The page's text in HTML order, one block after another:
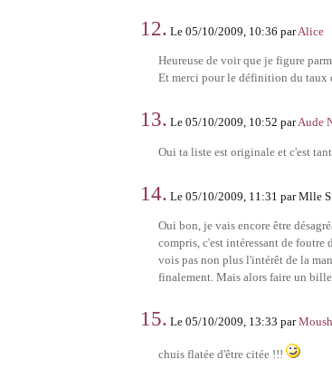
12. Le 05/10/2009, 10:36 parAlice
Heureuse de voir que je figure
Et merci pour le définition du taux
13. Le 05/10/2009, 10:52 parAude
Oui ta liste est originale et c'est
14. Le 05/10/2009, 11:31 par Mlle S.
Oui bon, je vais encore être
compris, c'est intéressant de foutre
vois pas non plus l'intérêt de la
finalement. Mais alors faire un
15. Le 05/10/2009, 13:33 par
chuis flatée d'être citée !!!